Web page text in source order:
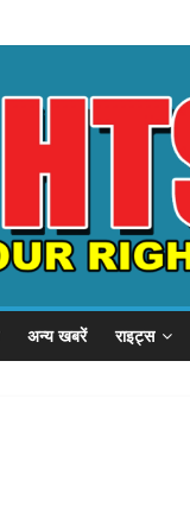
अन्य खबरें राइट्स